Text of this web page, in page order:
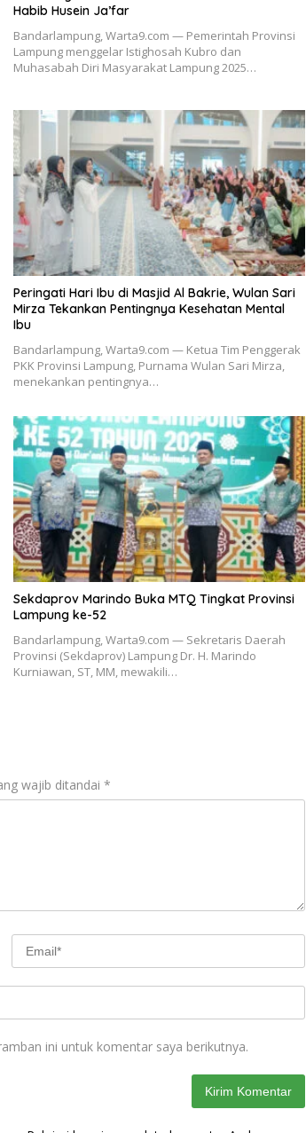
Habib Husein Ja’far
Bandarlampung, Warta9.com — Pemerintah Provinsi
Lampung menggelar Istighosah Kubro dan
Muhasabah Diri Masyarakat Lampung 2025…
Peringati Hari Ibu di Masjid Al Bakrie, Wulan Sari
Mirza Tekankan Pentingnya Kesehatan Mental
Ibu
Bandarlampung, Warta9.com — Ketua Tim Penggerak
PKK Provinsi Lampung, Purnama Wulan Sari Mirza,
menekankan pentingnya…
Sekdaprov Marindo Buka MTQ Tingkat Provinsi
Lampung ke-52
Bandarlampung, Warta9.com — Sekretaris Daerah
Provinsi (Sekdaprov) Lampung Dr. H. Marindo
Kurniawan, ST, MM, mewakili…
wajib ditandai *
ini untuk komentar saya berikutnya.